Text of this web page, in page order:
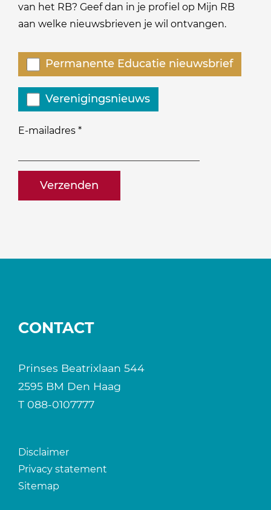
van het RB? Geef dan in je profiel op Mijn RB
aan welke nieuwsbrieven je wil ontvangen.
E-mailadres *
naam@bedrijf.nl
Welke
nieuwsbrieven
zou
je
willen
Permanente Educatie nieuwsbrief
Verenigingsnieuws
CONTACT
Prinses Beatrixlaan 544
2595 BM Den Haag
T 088-0107777
Disclaimer
Privacy statement
Sitemap